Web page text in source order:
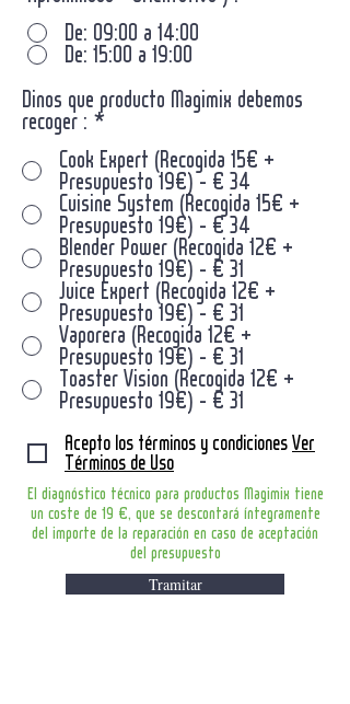
De: 09:00 a 14:00
De: 15:00 a 19:00
Dinos que producto Magimix debemos
recoger : *
Cook Expert (Recogida 15€ +
Presupuesto 19€) - € 34
Cuisine System (Recogida 15€ +
Presupuesto 19€) - € 34
Blender Power (Recogida 12€ +
Presupuesto 19€) - € 31
Juice Expert (Recogida 12€ +
Presupuesto 19€) - € 31
Vaporera (Recogida 12€ +
Presupuesto 19€) - € 31
Toaster Vision (Recogida 12€ +
Presupuesto 19€) - € 31
Acepto los términos y condicionesVer
Términos de Uso
El diagnóstico técnico para productos Magimix tiene
un coste de 19 €, que se descontará íntegramente
del importe de la reparación en caso de aceptación
del presupuesto
Tramitar